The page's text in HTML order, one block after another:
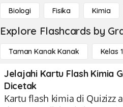
Biologi Fisika Kimia
Explore Flashcards by
Taman Kanak Kanak Kelas 1
Jelajahi Kartu Flash Kimia
Dicetak
Kartu flash kimia di Quizizz